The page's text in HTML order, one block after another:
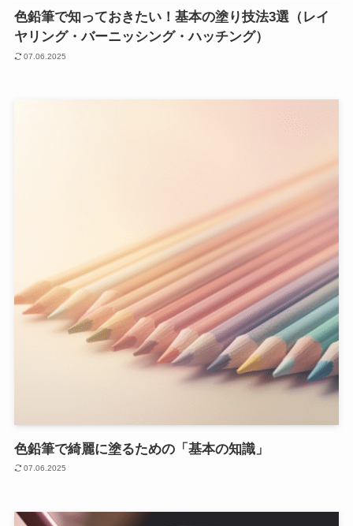
色鉛筆で知っておきたい！基本の塗り技法3選（レイ
ヤリング・バーニッシング・ハッチング）
07.06.2025
色鉛筆で綺麗に塗るための「基本の知識」
07.06.2025